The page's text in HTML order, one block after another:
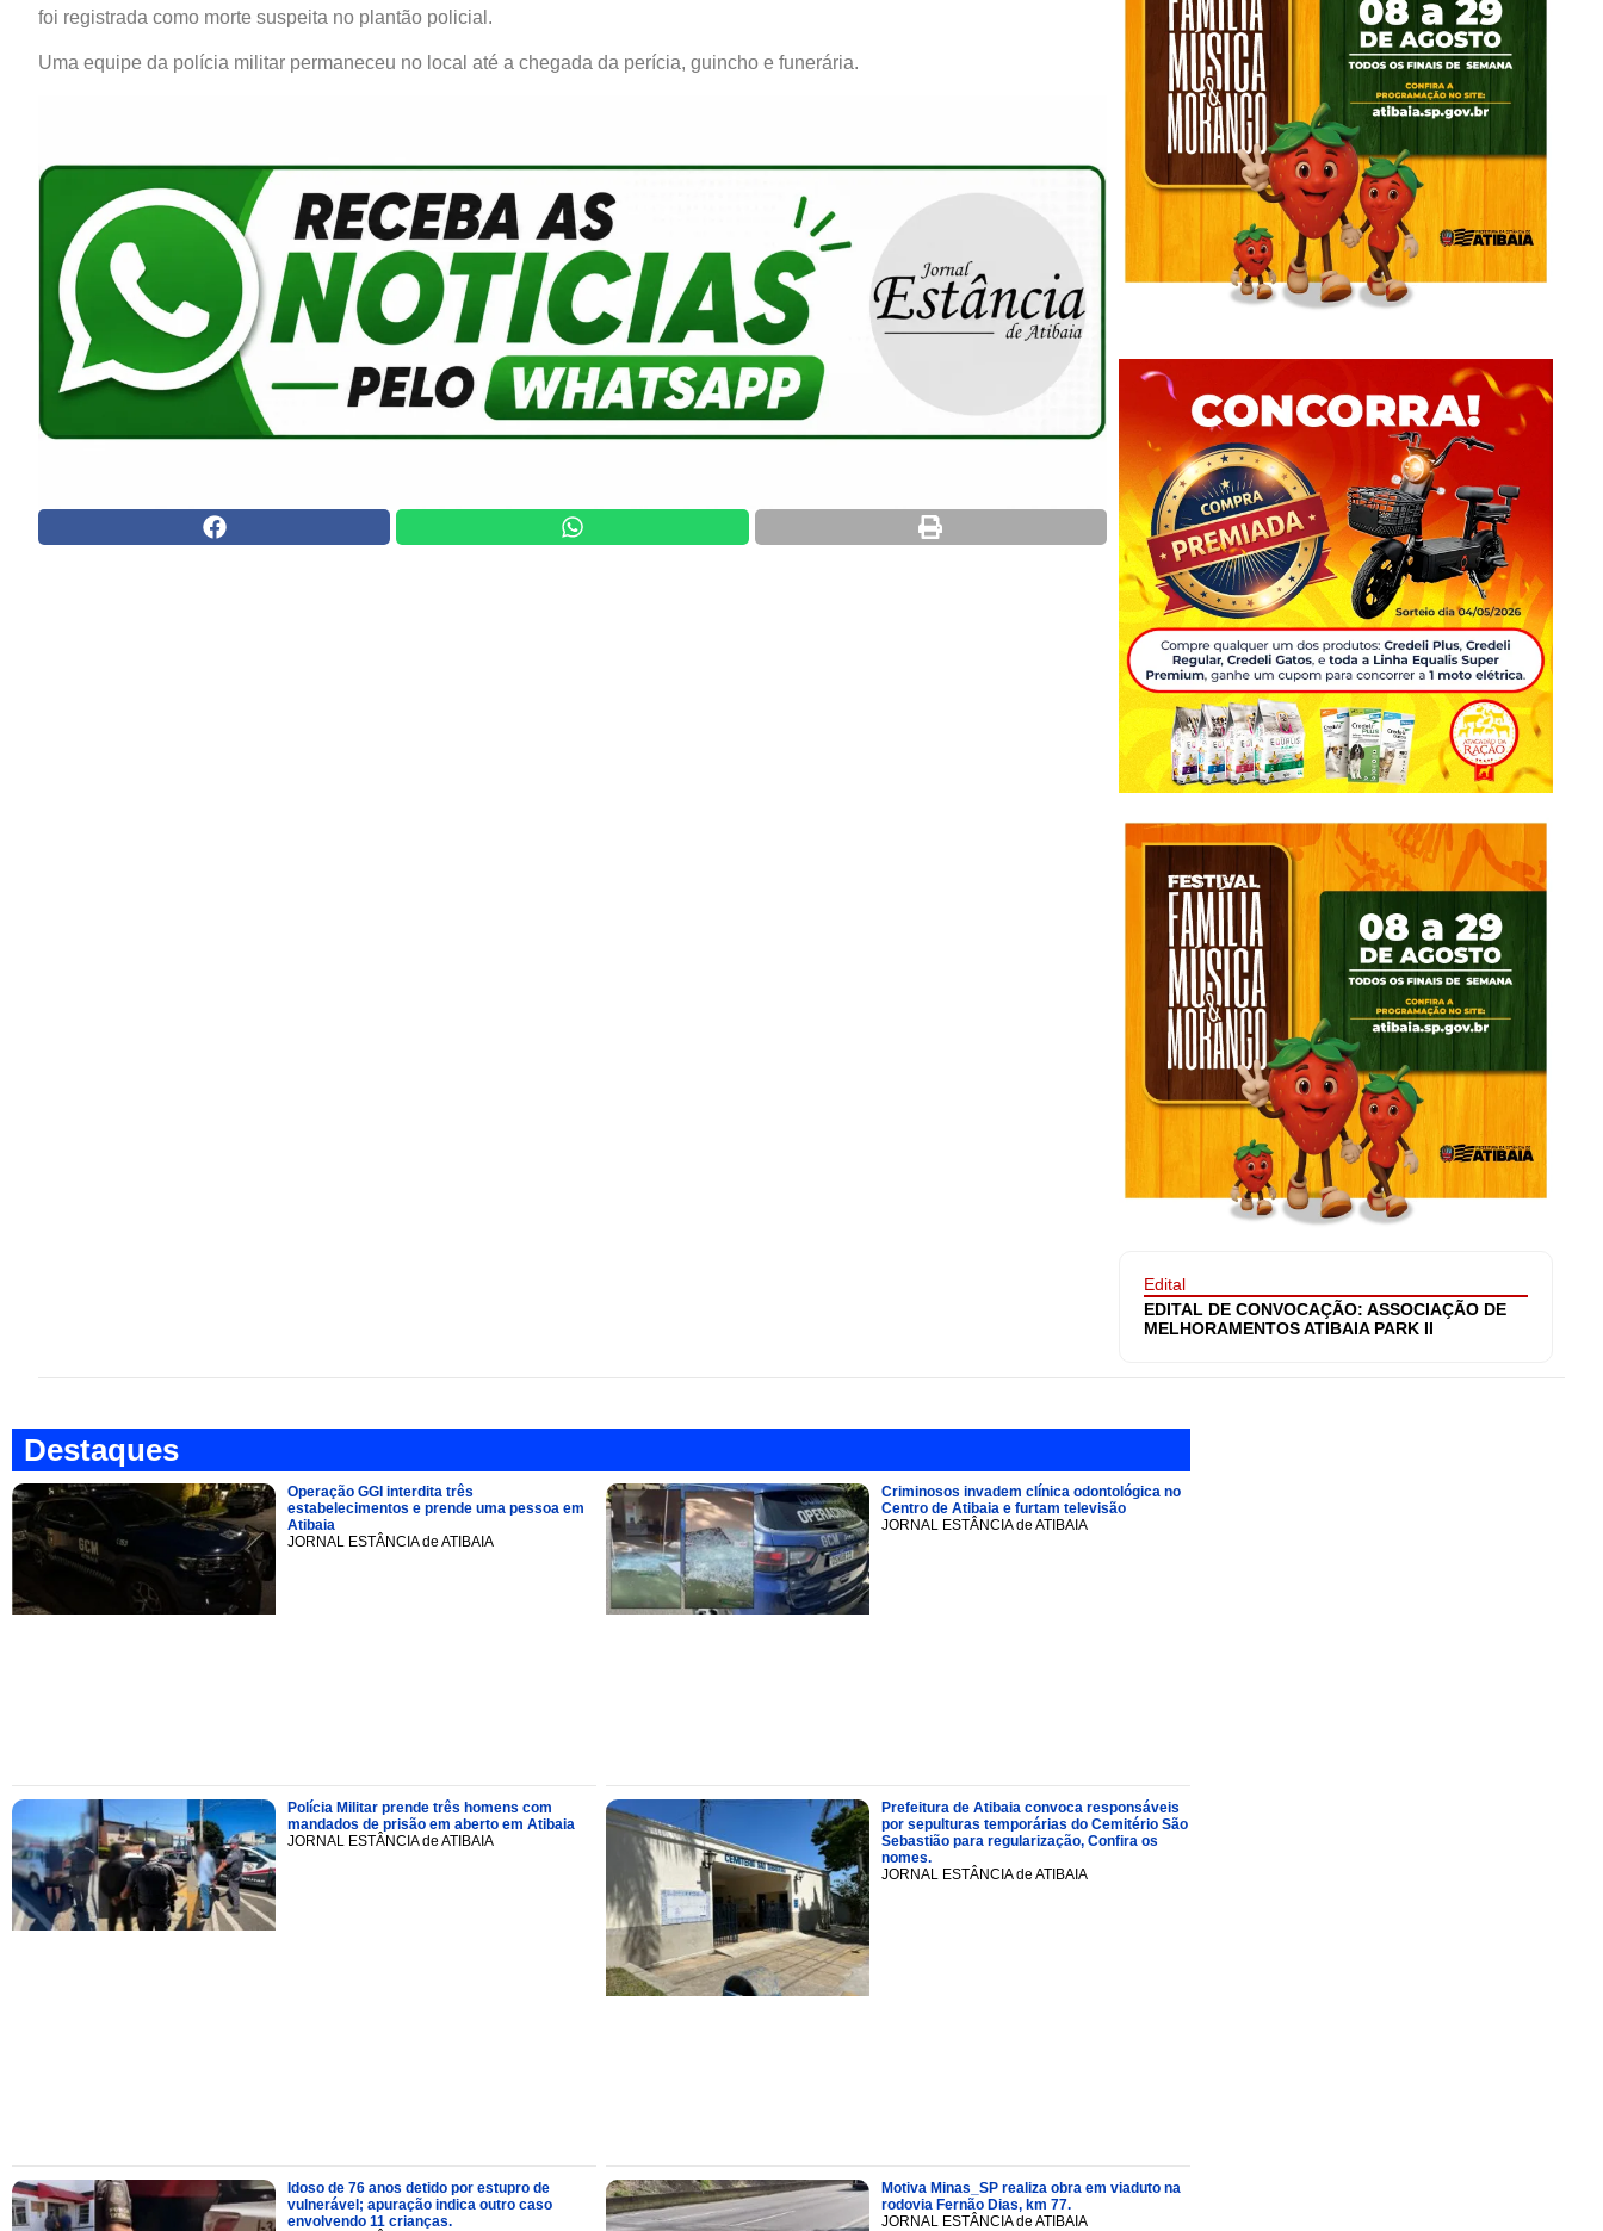
foi registrada como morte suspeita no plantão policial.
Uma equipe da polícia militar permaneceu no local até a chegada da perícia, guincho e funerária.
Edital
EDITAL DE CONVOCAÇÃO: ASSOCIAÇÃO DE
MELHORAMENTOS ATIBAIA PARK II
Destaques
Operação GGI interdita três
estabelecimentos e prende uma pessoa em
Atibaia
JORNAL ESTÂNCIA de ATIBAIA
Criminosos invadem clínica odontológica no
Centro de Atibaia e furtam televisão
JORNAL ESTÂNCIA de ATIBAIA
Polícia Militar prende três homens com
mandados de prisão em aberto em Atibaia
JORNAL ESTÂNCIA de ATIBAIA
Prefeitura de Atibaia convoca responsáveis
por sepulturas temporárias do Cemitério São
Sebastião para regularização, Confira os
nomes.
JORNAL ESTÂNCIA de ATIBAIA
Idoso de 76 anos detido por estupro de
vulnerável; apuração indica outro caso
envolvendo 11 crianças.
Motiva Minas_SP realiza obra em viaduto na
rodovia Fernão Dias, km 77.
JORNAL ESTÂNCIA de ATIBAIA